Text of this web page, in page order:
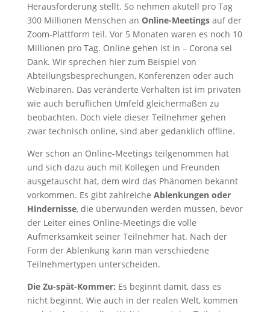
Herausforderung stellt. So nehmen akutell pro Tag
300 Millionen Menschen an Online-Meetingsauf der
Zoom-Plattform teil. Vor 5 Monaten waren es noch 10
Millionen pro Tag. Online gehen ist in – Corona sei
Dank. Wir sprechen hier zum Beispiel von
Abteilungsbesprechungen, Konferenzen oder auch
Webinaren. Das veränderte Verhalten ist im privaten
wie auch beruflichen Umfeld gleichermaßen zu
beobachten. Doch viele dieser Teilnehmer gehen
zwar technisch online, sind aber gedanklich offline.
Wer schon an Online-Meetings teilgenommen hat
und sich dazu auch mit Kollegen und Freunden
ausgetauscht hat, dem wird das Phänomen bekannt
vorkommen. Es gibt zahlreiche Ablenkungen oder
Hindernisse, die überwunden werden müssen, bevor
der Leiter eines Online-Meetings die volle
Aufmerksamkeit seiner Teilnehmer hat. Nach der
Form der Ablenkung kann man verschiedene
Teilnehmertypen unterscheiden.
Die Zu-spät-Kommer: Es beginnt damit, dass es
nicht beginnt. Wie auch in der realen Welt, kommen